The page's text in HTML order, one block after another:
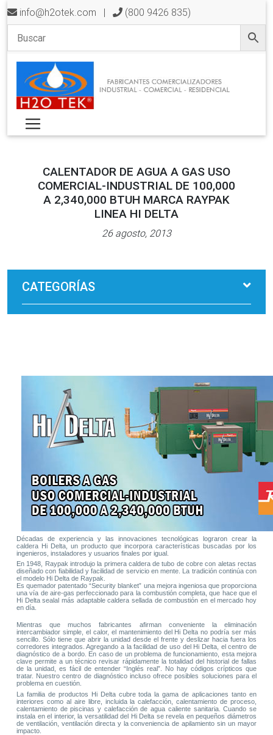
info@h2otek.com | (800 9426 835)
CALENTADOR DE AGUA A GAS USO
COMERCIAL-INDUSTRIAL DE 100,000
A 2,340,000 BTUH MARCA RAYPAK
LINEA HI DELTA
26 agosto, 2013
CATEGORÍAS
Décadas de experiencia y las innovaciones tecnológicas lograron crear la
caldera Hi Delta, un producto que incorpora características buscadas por los
ingenieros, instaladores y usuarios finales por igual.
En 1948, Raypak introdujo la primera caldera de tubo de cobre con aletas rectas
diseñado con fiabilidad y facilidad de servicio en mente. La tradición continúa con
el modelo Hi Delta de Raypak.
Es quemador patentado “Security blanket” una mejora ingeniosa que proporciona
una vía de aire-gas perfeccionado para la combustión completa, que hace que el
Hi Delta sealal más adaptable caldera sellada de combustión en el mercado hoy
en día.
Mientras que muchos fabricantes afirman conveniente la eliminación
intercambiador simple, el calor, el mantenimiento del Hi Delta no podría ser más
sencillo. Sólo tiene que abrir la unidad desde el frente y deslizar hacia fuera los
corredores integrados. Agregando a la facilidad de uso del Hi Delta, el centro de
diagnóstico de a bordo. En caso de un problema de funcionamiento, esta mejora
clave permite a un técnico revisar rápidamente la totalidad del historial de fallas
de la unidad, es fácil de entender “Inglés real”. No hay códigos crípticos que
tratar. Nuestro centro de diagnóstico incluso ofrece posibles soluciones para el
problema en cuestión.
La familia de productos Hi Delta cubre toda la gama de aplicaciones tanto en
interiores como al aire libre, incluida la calefacción, calentamiento de proceso,
calentamiento de piscinas y calefacción de agua caliente sanitaria. Cuando se
instala en el interior, la versatilidad del Hi Delta se revela en pequeños diámetros
de ventilación, ventilación directa y la conveniencia de apilamiento sin un mayor
impacto.